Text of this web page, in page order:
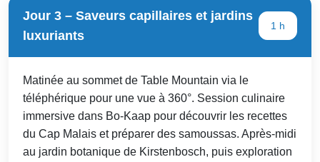
Jour 3 – Saveurs capillaires et jardins
luxuriants
1 h
Matinée au sommet de Table Mountain via le
téléphérique pour une vue à 360°. Session culinaire
immersive dans Bo-Kaap pour découvrir les recettes
du Cap Malais et préparer des samoussas. Après-midi
au jardin botanique de Kirstenbosch, puis exploration